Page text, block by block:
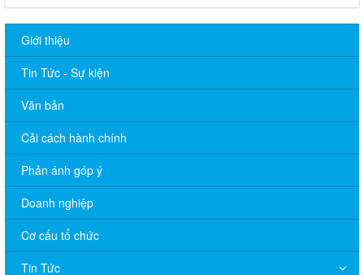
Giới thiệu
Tin Tức - Sự kiện
Văn bản
Cải cách hành chính
Phản ánh góp ý
Doanh nghiệp
Cơ cấu tổ chức
Tin Tức
THÔNG BÁO Lịch Tiếp công dân của lãnh đạo xã Phú Nghĩa
năm 2026 (TT Đảng ủy, TT.HĐND, Chủ tịch UBND, Tổ Đại biểu
HĐND xã) tháng 01 năm 2026
101/TB-UBND: THÔNG BÁO Lịch tiếp công dân của Lãnh đạo
Huyện ủy, HĐND, UBND huyện, Thủ trưởng các cơ quan chuyên